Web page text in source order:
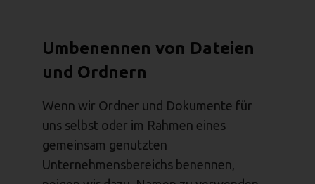
Umbenennen von Dateien
und Ordnern
Wenn wir Ordner und Dokumente für
uns selbst oder im Rahmen eines
gemeinsam genutzten
Unternehmensbereichs benennen,